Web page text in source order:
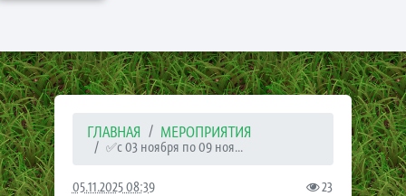
ГЛАВНАЯ МЕРОПРИЯТИЯ
✅с 03 ноября по 09 ноя...
05.11.2025 08:39 23